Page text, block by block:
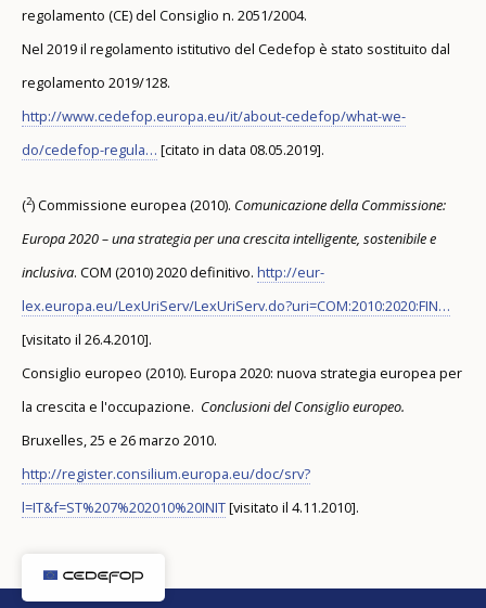
regolamento (CE) del Consiglio n. 2051/2004.
Nel 2019 il regolamento istitutivo del Cedefop è stato sostituito dal
regolamento 2019/128.
http://www.cedefop.europa.eu/it/about-cedefop/what-we-
do/cedefop-regula… [citato in data 08.05.2019].
(2) Commissione europea (2010). Comunicazione della Commissione:
Europa 2020 – una strategia per una crescita intelligente, sostenibile e
inclusiva. COM (2010) 2020 definitivo. http://eur-
lex.europa.eu/LexUriServ/LexUriServ.do?uri=COM:2010:2020:FIN…
[visitato il 26.4.2010].
Consiglio europeo (2010). Europa 2020: nuova strategia europea per
la crescita e l'occupazione. Conclusioni del Consiglio europeo.
Bruxelles, 25 e 26 marzo 2010.
http://register.consilium.europa.eu/doc/srv?
l=IT&f=ST%207%202010%20INIT[visitato il 4.11.2010].